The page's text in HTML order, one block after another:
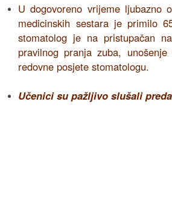
U dogovoreno vrijeme ljubazno
medicinskih sestara je primilo
stomatolog je na pristupačan
pravilnog pranja zuba,
redovne posjete stomatologu.
Učenici su pažljivo slušali